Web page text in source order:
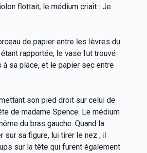
flottait, le médium criait : Je
de papier entre les lèvres du
rapportée, le vase fut trouvé
à sa place, et le papier sec entre
son pied droit sur celui de
de madame Spence. Le médium
du bras gauche. Quand la
sa figure, lui tirer le nez ; il
sur la tête qui furent également